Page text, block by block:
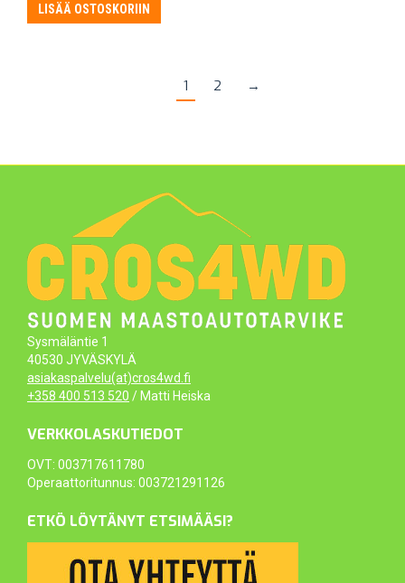
LISÄÄ OSTOSKORIIN
1 2 →
Sysmäläntie 1
40530 JYVÄSKYLÄ
asiakaspalvelu(at)cros4wd.fi
+358 400 513 520 / Matti Heiska
VERKKOLASKUTIEDOT
OVT: 003717611780
Operaattoritunnus: 003721291126
ETKÖ LÖYTÄNYT ETSIMÄÄSI?